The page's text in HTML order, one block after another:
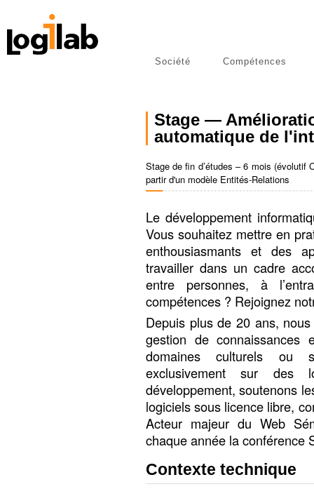
Société
Compétences
Stage —
automatique de
Stage de fin d’études – 6 mois (évolutif
partir d'un modèle Entités-Relations
Le développement
Vous souhaitez mettre en
enthousiasmants et des
travailler dans un cadre
entre personnes, à
compétences ? Rejoignez
Depuis plus de 20 ans,
gestion de
domaines culturels ou
exclusivement sur des
développement, soutenons
logiciels sous licence libre,
Acteur majeur du Web
chaque année la conférence
Contexte technique